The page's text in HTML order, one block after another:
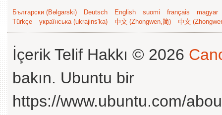
Български (Bəlgarski) Deutsch English suomi français
magyar
Türkçe
українська (ukrajins'ka) 中文 (Zhongwen,简) 中文
İçerik Telif Hakkı © 2026
bakın. Ubuntu bir
https://www.ubuntu.com/